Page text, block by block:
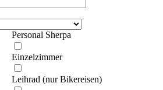
Personal Sherpa
Einzelzimmer
Leihrad (nur Bikereisen)